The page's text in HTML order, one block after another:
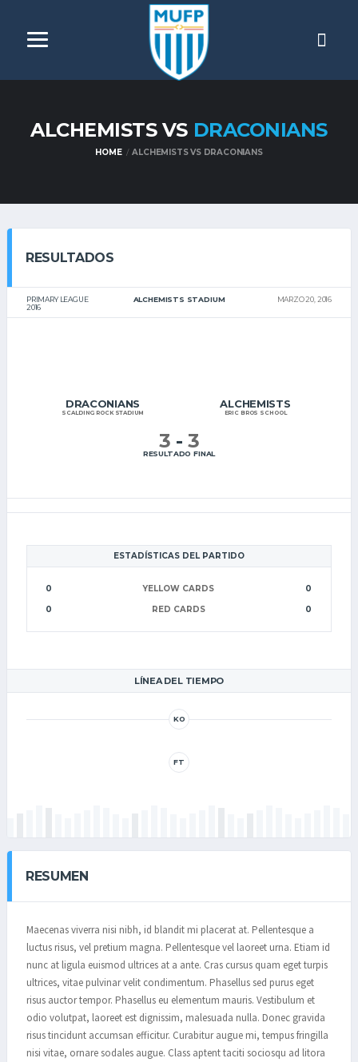
ALCHEMISTS VS DRACONIANS
HOME ALCHEMISTS VS DRACONIANS
RESULTADOS
PRIMARY LEAGUE
2016
ALCHEMISTS STADIUM MARZO 20, 2016
DRACONIANS
SCALDING ROCK STADIUM
ALCHEMISTS
ERIC BROS SCHOOL
3 - 3
RESULTADO FINAL
ESTADÍSTICAS DEL PARTIDO
0 YELLOW CARDS
0
0
RED CARDS 0
LÍNEA DEL TIEMPO
KO
FT
RESUMEN
Maecenas viverra nisi nibh, id blandit mi placerat at. Pellentesque a
luctus risus, vel pretium magna. Pellentesque vel laoreet urna. Etiam id
nunc at ligula euismod ultrices at a ante. Cras cursus quam eget turpis
ultrices, vitae pulvinar velit condimentum. Phasellus sed purus eget
risus auctor tempor. Phasellus eu elementum mauris. Vestibulum et
odio volutpat, laoreet est dignissim, malesuada nulla. Donec gravida
risus tincidunt accumsan efficitur. Curabitur augue mi, tempus fringilla
nisi vitae, ornare sodales augue. Class aptent taciti sociosqu ad litora